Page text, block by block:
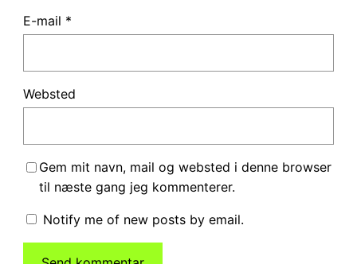
E-mail *
Websted
Gem mit navn, mail og websted i denne browser
til næste gang jeg kommenterer.
Notify me of new posts by email.